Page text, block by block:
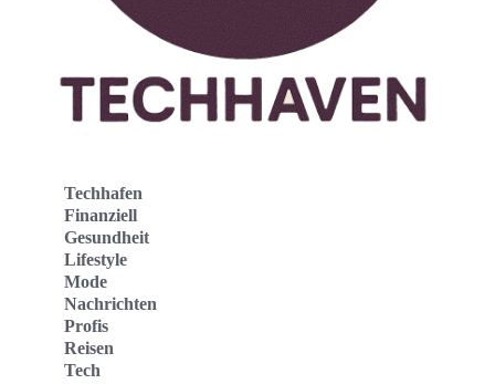
Techhafen
Finanziell
Gesundheit
Lifestyle
Mode
Nachrichten
Profis
Reisen
Tech